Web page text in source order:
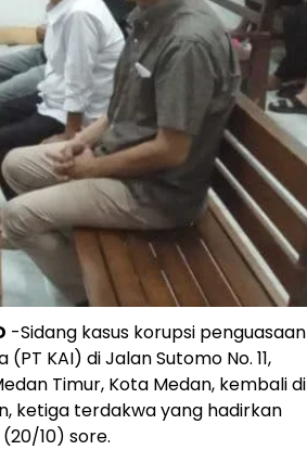
-Sidang kasus korupsi penguasaan
KAI) di Jalan Sutomo No. 11,
Timur, Kota Medan, kembali di
ketiga terdakwa yang hadirkan
10) sore.